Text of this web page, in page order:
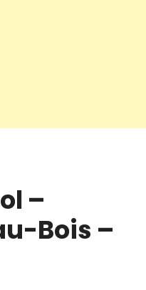
–
Bois –